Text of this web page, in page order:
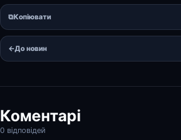
⧉Копіювати
←До новин
Коментарі
0 відповідей